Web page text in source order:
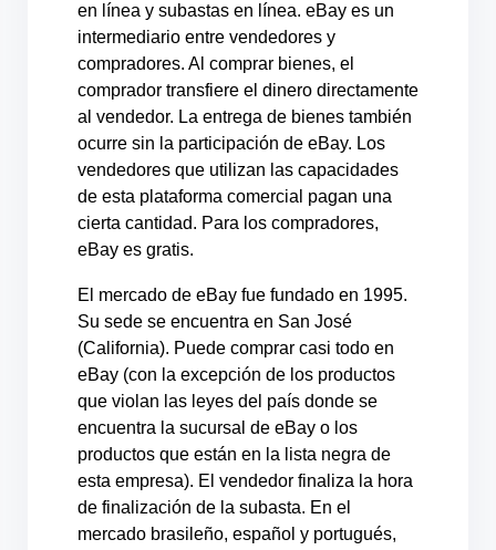
en línea y subastas en línea. eBay es un
intermediario entre vendedores y
compradores. Al comprar bienes, el
comprador transfiere el dinero directamente
al vendedor. La entrega de bienes también
ocurre sin la participación de eBay. Los
vendedores que utilizan las capacidades
de esta plataforma comercial pagan una
cierta cantidad. Para los compradores,
eBay es gratis.
El mercado de eBay fue fundado en 1995.
Su sede se encuentra en San José
(California). Puede comprar casi todo en
eBay (con la excepción de los productos
que violan las leyes del país donde se
encuentra la sucursal de eBay o los
productos que están en la lista negra de
esta empresa). El vendedor finaliza la hora
de finalización de la subasta. En el
mercado brasileño, español y portugués,